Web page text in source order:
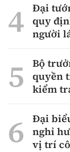
Đại
quy
người
Bộ
quyền
kiểm
Đại
nghỉ
vị trí